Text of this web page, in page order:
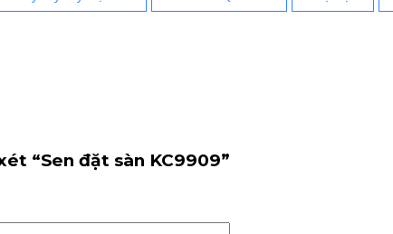
“Sen đặt sàn KC9909”